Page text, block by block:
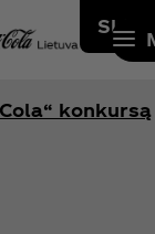
Skip
konkursą